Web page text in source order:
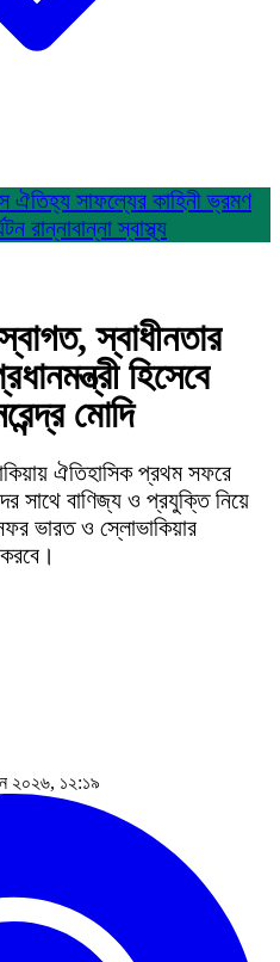
ঐতিহ্য সাফল্যের কাহিনীভ্রমণ
রান্নাবান্নাস্বাস্থ্য
স্বাধীনতার
হিসেবে
মোদি
ঐতিহাসিক প্রথম সফরে
সাথে বাণিজ্য ও প্রযুক্তি নিয়ে
ভারত ও স্লোভাকিয়ার
২০২৬, ১২:১৯